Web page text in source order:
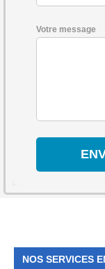
Votre message
NOS SERVICES